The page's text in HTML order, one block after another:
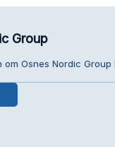
Group
om Osnes Nordic Group